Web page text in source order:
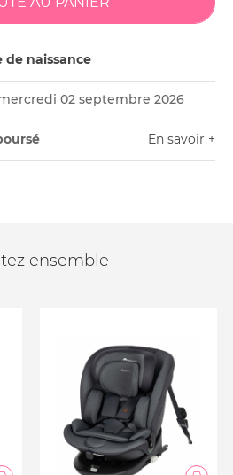
de naissance
02 septembre 2026
En savoir +
ensemble